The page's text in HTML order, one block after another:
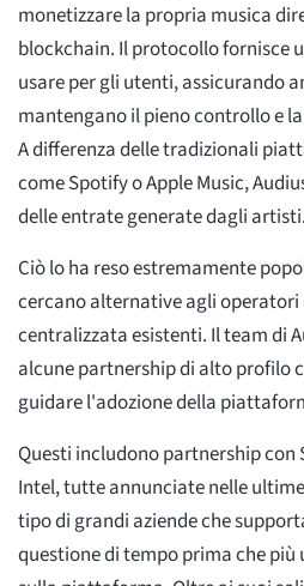
monetizzare la propria musica
blockchain. Il protocollo fornisce
usare per gli utenti, assicurando
mantengano il pieno controllo e
A differenza delle tradizionali
come Spotify o Apple Music,
delle entrate generate dagli artisti.
Ciò lo ha reso estremamente
cercano alternative agli
centralizzata esistenti. Il team di
alcune partnership di alto profilo
guidare l'adozione della
Questi includono partnership con
Intel, tutte annunciate nelle
tipo di grandi aziende che
questione di tempo prima che